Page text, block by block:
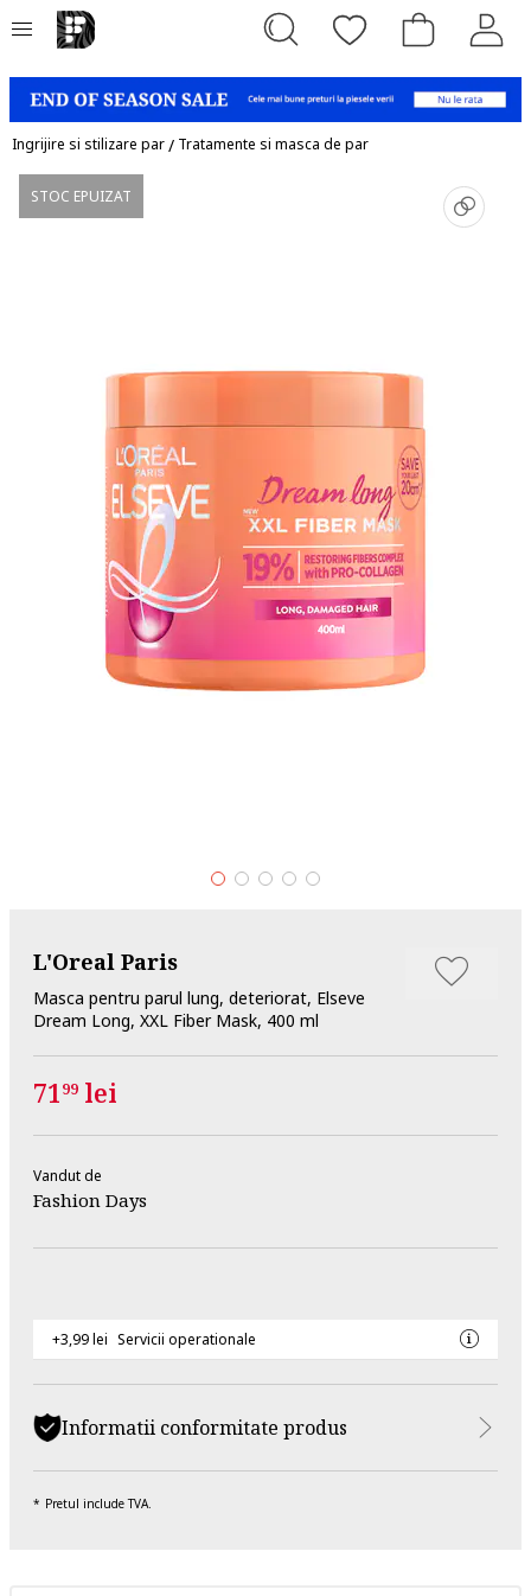
Ingrijire si stilizare par/ Tratamente si masca de par
STOC EPUIZAT
L'Oreal Paris
Masca pentru parul lung, deteriorat, Elseve
Dream Long, XXL Fiber Mask, 400 ml
7199 lei
Vandut de
Fashion Days
+3,99 lei Servicii operationale
Informatii conformitate produs
Pretul include TVA.